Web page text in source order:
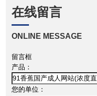
在线留言
ONLINE MESSAGE
留言框
产品：
您的单位：